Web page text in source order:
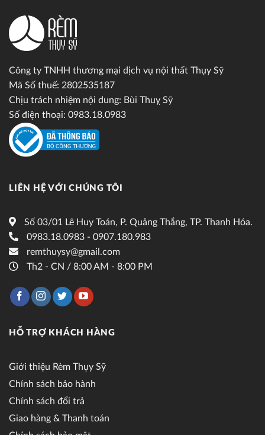
Công ty TNHH thương mại dịch vụ nội thất Thụy Sỹ
Mã Số thuế: 2802535187
Chịu trách nhiệm nội dung: Bùi Thuỵ Sỹ
Số điện thoại: 0983.18.0983
LIÊN HỆ VỚI CHÚNG TÔI
Số 03/01 Lê Huy Toán, P. Quảng Thắng, TP. Thanh Hóa.
0983.18.0983 - 0907.180.983
remthuysy@gmail.com
Th2 - CN / 8:00 AM - 8:00 PM
HỖ TRỢ KHÁCH HÀNG
Giới thiệu Rèm Thụy Sỹ
Chính sách bảo hành
Chính sách đổi trả
Giao hàng & Thanh toán